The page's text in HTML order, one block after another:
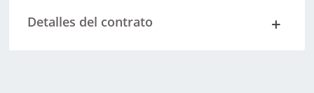
Detalles del contrato